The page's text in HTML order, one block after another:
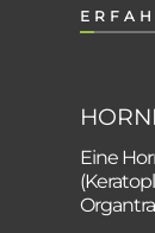
Eine